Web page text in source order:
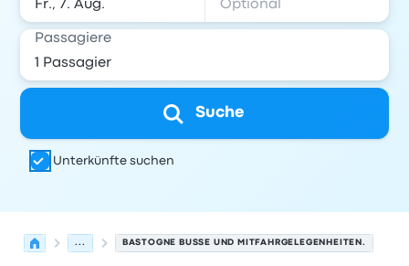
Passagiere
Suche
Unterkünfte suchen
... BASTOGNE BUSSE UND MITFAHRGELEGENHEITEN.